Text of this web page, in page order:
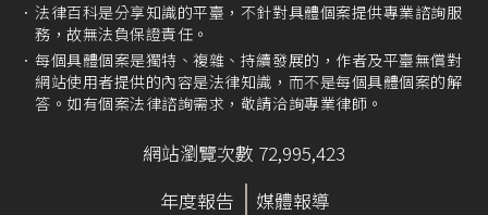
法律百科是分享知識的平臺，不針對具體個案提供專業諮詢服
務，故無法負保證責任。
每個具體個案是獨特、複雜、持續發展的，作者及平臺無償對
網站使用者提供的內容是法律知識，而不是每個具體個案的解
答。如有個案法律諮詢需求，敬請洽詢專業律師。
網站瀏覽次數 72,995,423
年度報告
媒體報導